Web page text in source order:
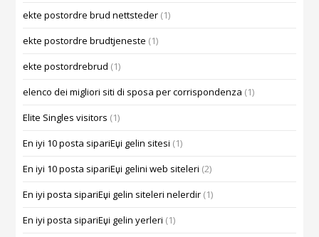
ekte postordre brud nettsteder (1)
ekte postordre brudtjeneste (1)
ekte postordrebrud (1)
elenco dei migliori siti di sposa per corrispondenza (1)
Elite Singles visitors (1)
En iyi 10 posta sipariЕџi gelin sitesi (1)
En iyi 10 posta sipariЕџi gelini web siteleri (2)
En iyi posta sipariЕџi gelin siteleri nelerdir (1)
En iyi posta sipariЕџi gelin yerleri (1)